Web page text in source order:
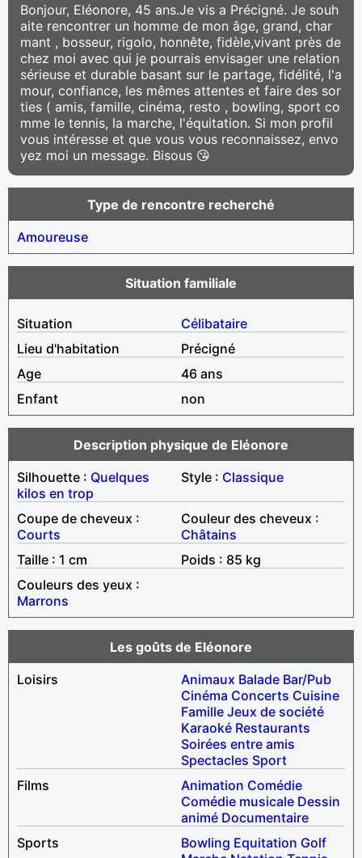
Bonjour, Eléonore, 45 ans.Je vis a Précigné. Je souh
aite rencontrer un homme de mon âge, grand, char
mant , bosseur, rigolo, honnête, fidèle,vivant près de
chez moi avec qui je pourrais envisager une relation
sérieuse et durable basant sur le partage, fidélité, l'a
mour, confiance, les mêmes attentes et faire des sor
ties ( amis, famille, cinéma, resto , bowling, sport co
mme le tennis, la marche, l'équitation. Si mon profil
vous intéresse et que vous vous reconnaissez, envo
yez moi un message. Bisous 😘
Type de rencontre recherché
Amoureuse
Situation familiale
Situation
Célibataire
Lieu d'habitation
Précigné
Age
46 ans
Enfant
non
Description physique de Eléonore
Silhouette : Quelques
kilos en trop
Style : Classique
Coupe de cheveux :
Courts
Couleur des cheveux :
Châtains
Taille : 1 cm
Poids : 85 kg
Couleurs des yeux :
Marrons
Les goûts de Eléonore
Loisirs
Animaux Balade Bar/Pub
Cinéma Concerts Cuisine
Famille Jeux de société
Karaoké Restaurants
Soirées entre amis
Spectacles Sport
Films
Animation Comédie
Comédie musicale Dessin
animé Documentaire
Sports
Bowling Equitation Golf